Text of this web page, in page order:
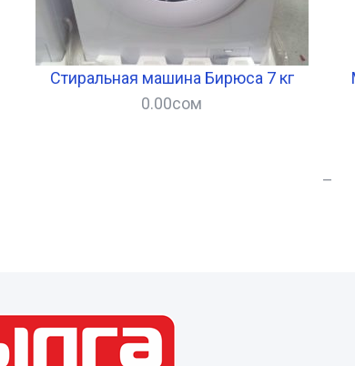
Стиральная машина Бирюса 7 кг
0.00сом
–